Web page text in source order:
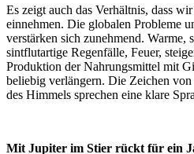
Es zeigt auch das Verhältnis, dass
einnehmen. Die globalen Probleme
verstärken sich zunehmend. Warme,
sintflutartige Regenfälle, Feuer,
Produktion der Nahrungsmittel mit
beliebig verlängern. Die Zeichen
des Himmels sprechen eine klare
Mit Jupiter im Stier rückt für ein